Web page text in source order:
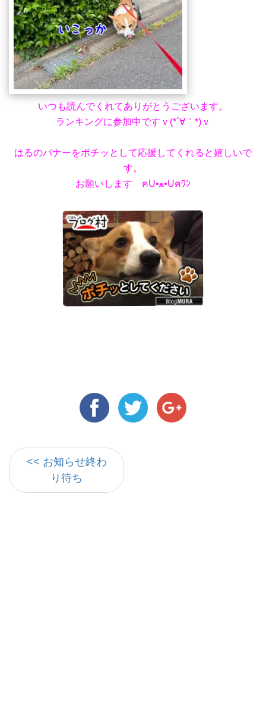
いつも読んでくれてありがとうございます。
ランキングに参加中ですｖ(*´∀｀*)ｖ
はるのバナーをポチッとして応援してくれると嬉しいで
す。
お願いします ฅU•ﻌ•Uฅﾜﾝ
<< お知らせ終わ
り待ち